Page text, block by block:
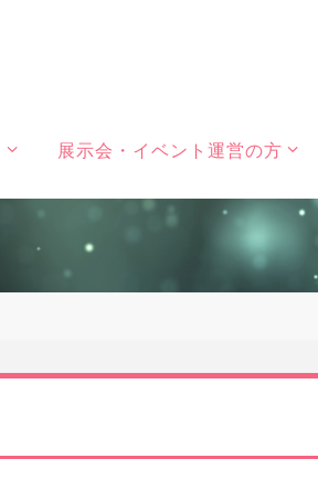
展示会・イベント運営の方